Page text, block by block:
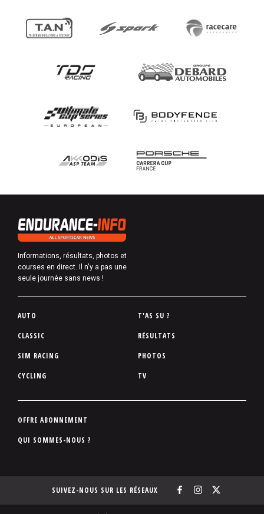
Informations, résultats, photos et
courses en direct. Il n'y a pas une
seule journée sans news !
P
d
d
p
e
AUTO
CLASSIC
SIM RACING
CYCLING
T'AS SU ?
RÉSULTATS
PHOTOS
TV
P
d
p
OFFRE ABONNEMENT
QUI SOMMES-NOUS ?
SUIVEZ-NOUS SUR LES RÉSEAUX